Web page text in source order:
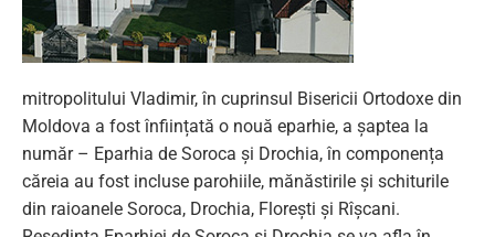
mitropolitului Vladimir, în cuprinsul Bisericii Ortodoxe din
Moldova a fost înființată o nouă eparhie, a șaptea la
număr – Eparhia de Soroca şi Drochia, în componența
căreia au fost incluse parohiile, mănăstirile şi schiturile
din raioanele Soroca, Drochia, Florești şi Rîşcani.